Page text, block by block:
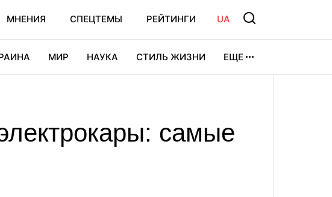
МНЕНИЯ СПЕЦТЕМЫ РЕЙТИНГИ UA
МИР НАУКА СТИЛЬ ЖИЗНИ ЕЩЕ
самые